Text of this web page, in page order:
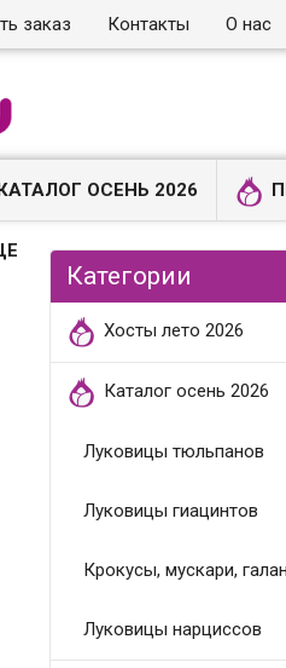
заказ Контакты О нас
ОСЕНЬ 2026
Категории
Хосты лето 2026
Каталог осень 2026
Луковицы тюльпанов
Луковицы гиацинтов
Крокусы, мускари,
Луковицы нарциссов